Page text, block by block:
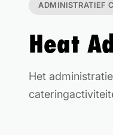
ADMINISTRATIEF
Heat
Het